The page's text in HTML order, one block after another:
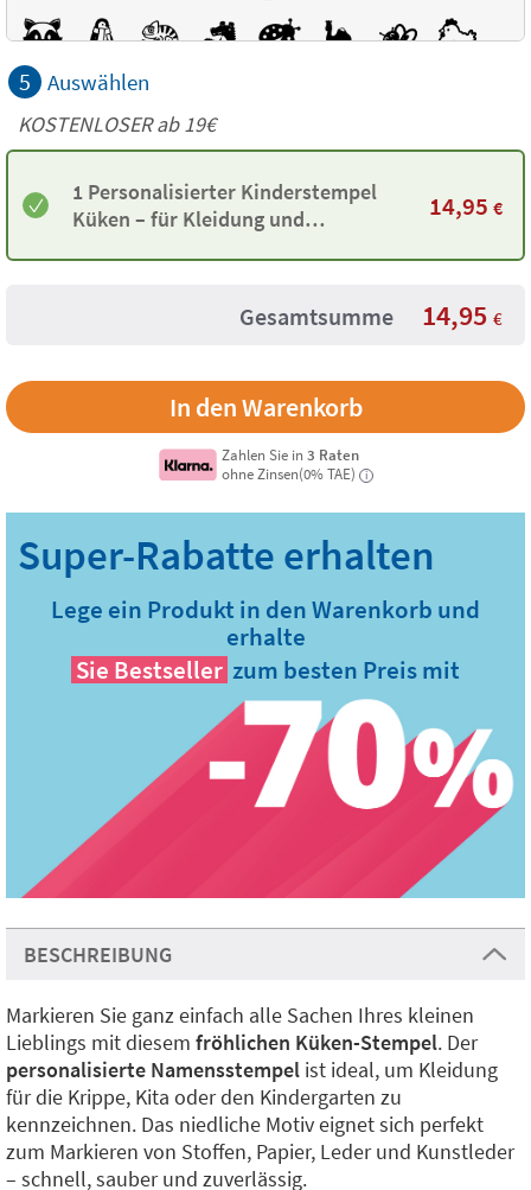
5 Auswählen
KOSTENLOSER ab 19€
1 Personalisierter Kinderstempel
Küken – für Kleidung und
14,95 €
Gesamtsumme 14,95 €
Zahlen Sie in3 Raten
ohne Zinsen(0% TAE)
i
Lege ein Produkt in den Warenkorb und
erhalte
Sie Bestseller zum besten Preis mit
BESCHREIBUNG
Markieren Sie ganz einfach alle Sachen Ihres kleinen
Lieblings mit diesem fröhlichen Küken-Stempel. Der
personalisierte Namensstempel ist ideal, um Kleidung
für die Krippe, Kita oder den Kindergarten zu
kennzeichnen. Das niedliche Motiv eignet sich perfekt
zum Markieren von Stoffen, Papier, Leder und Kunstleder
– schnell, sauber und zuverlässig.